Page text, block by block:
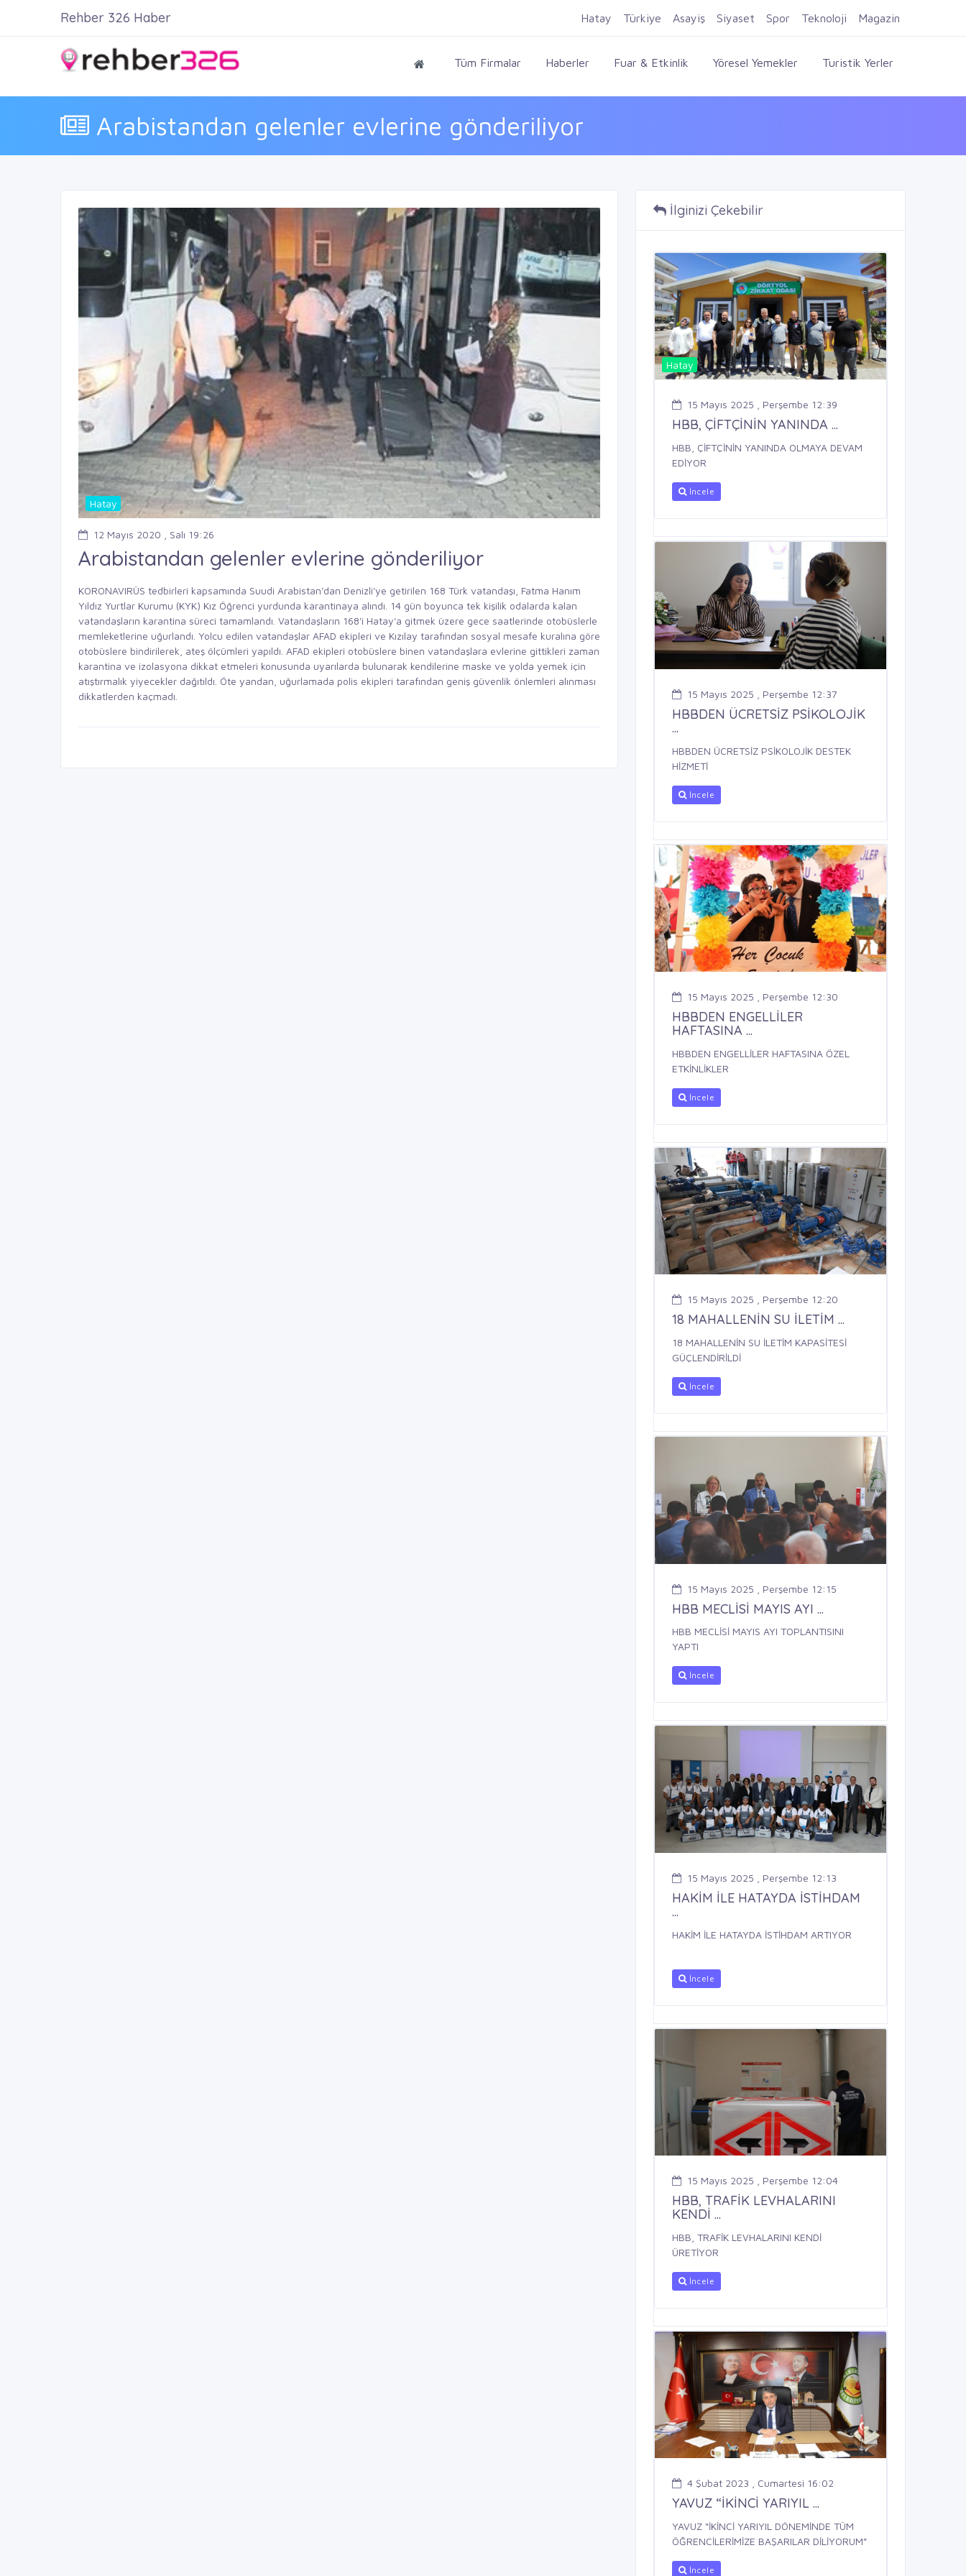
Firma Ekle Kayıt Ol Giriş Yap
Tüm Firmalar Haberler Fuar & Etkinlik Yöresel Yemekler Turistik Yerler
Arabistandan gelenler evlerine gönderiliyor
Rehber 326 Haber Hatay Türkiye Asayiş Siyaset Spor Teknoloji Magazin
Hatay
12 Mayıs 2020 , Salı 19:26
Arabistandan gelenler evlerine gönderiliyor
KORONAVIRÜS tedbirleri kapsamında Suudi Arabistan'dan Denizli'ye getirilen 168 Türk vatandaşı, Fatma Hanım
Yıldız Yurtlar Kurumu (KYK) Kız Öğrenci yurdunda karantinaya alındı. 14 gün boyunca tek kişilik odalarda kalan
vatandaşların karantina süreci tamamlandı. Vatandaşların 168'i Hatay'a gitmek üzere gece saatlerinde otobüslerle
memleketlerine uğurlandı. Yolcu edilen vatandaşlar AFAD ekipleri ve Kızılay tarafından sosyal mesafe kuralına göre
otobüslere bindirilerek, ateş ölçümleri yapıldı. AFAD ekipleri otobüslere binen vatandaşlara evlerine gittikleri zaman
karantina ve izolasyona dikkat etmeleri konusunda uyarılarda bulunarak kendilerine maske ve yolda yemek için
atıştırmalık yiyecekler dağıtıldı. Öte yandan, uğurlamada polis ekipleri tarafından geniş güvenlik önlemleri alınması
dikkatlerden kaçmadı.
İlginizi Çekebilir
Hatay
15 Mayıs 2025 , Perşembe 12:39
HBB, ÇİFTÇİNİN YANINDA ...
HBB, ÇİFTÇİNİN YANINDA OLMAYA DEVAM
EDİYOR
İncele
15 Mayıs 2025 , Perşembe 12:37
HBBDEN ÜCRETSİZ PSİKOLOJİK
...
HBBDEN ÜCRETSİZ PSİKOLOJİK DESTEK
HİZMETİ
İncele
15 Mayıs 2025 , Perşembe 12:30
HBBDEN ENGELLİLER
HAFTASINA ...
HBBDEN ENGELLİLER HAFTASINA ÖZEL
ETKİNLİKLER
İncele
15 Mayıs 2025 , Perşembe 12:20
18 MAHALLENİN SU İLETİM ...
18 MAHALLENİN SU İLETİM KAPASİTESİ
GÜÇLENDİRİLDİ
İncele
15 Mayıs 2025 , Perşembe 12:15
HBB MECLİSİ MAYIS AYI ...
HBB MECLİSİ MAYIS AYI TOPLANTISINI
YAPTI
İncele
15 Mayıs 2025 , Perşembe 12:13
HAKİM İLE HATAYDA İSTİHDAM
...
HAKİM İLE HATAYDA İSTİHDAM ARTIYOR
İncele
15 Mayıs 2025 , Perşembe 12:04
HBB, TRAFİK LEVHALARINI
KENDİ ...
HBB, TRAFİK LEVHALARINI KENDİ
ÜRETİYOR
İncele
4 Şubat 2023 , Cumartesi 16:02
YAVUZ “İKİNCİ YARIYIL ...
YAVUZ “İKİNCİ YARIYIL DÖNEMİNDE TÜM
ÖĞRENCİLERİMİZE BAŞARILAR DİLİYORUM”
İncele